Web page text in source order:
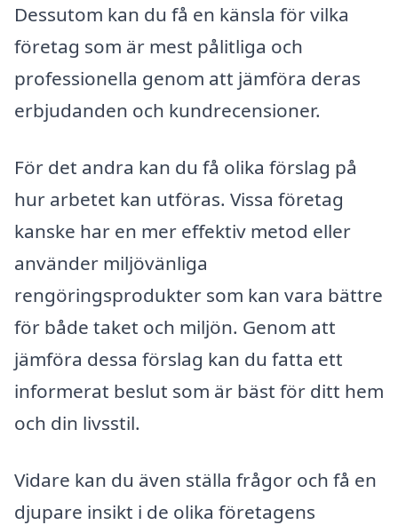
Dessutom kan du få en känsla för vilka
företag som är mest pålitliga och
professionella genom att jämföra deras
erbjudanden och kundrecensioner.
För det andra kan du få olika förslag på
hur arbetet kan utföras. Vissa företag
kanske har en mer effektiv metod eller
använder miljövänliga
rengöringsprodukter som kan vara bättre
för både taket och miljön. Genom att
jämföra dessa förslag kan du fatta ett
informerat beslut som är bäst för ditt hem
och din livsstil.
Vidare kan du även ställa frågor och få en
djupare insikt i de olika företagens